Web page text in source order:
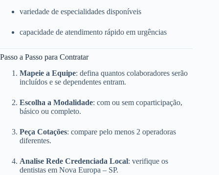
variedade de especialidades disponíveis
capacidade de atendimento rápido em urgências
Passo a Passo para Contratar
Mapeie a Equipe: defina quantos colaboradores serão
incluídos e se dependentes entram.
Escolha a Modalidade: com ou sem coparticipação,
básico ou completo.
Peça Cotações: compare pelo menos 2 operadoras
diferentes.
Analise Rede Credenciada Local: verifique os
dentistas em Nova Europa – SP.